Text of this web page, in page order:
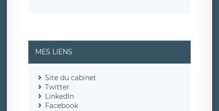
MES LIENS
Site du cabinet
Twitter
LinkedIn
Facebook